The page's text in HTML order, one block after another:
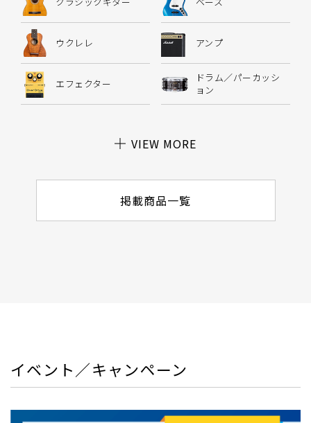
ウクレレ アンプ
エフェクター
ドラム／パーカッシ
ョン
VIEW MORE
掲載商品一覧
イベント／キャンペーン